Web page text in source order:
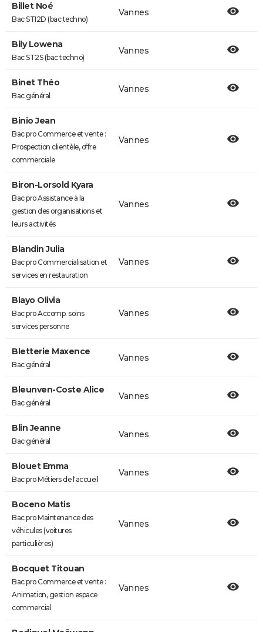
Billet Noé
Bac STI2D (bac techno)
Vannes
Bily Lowena
Bac ST2S (bac techno)
Vannes
Binet Théo
Bac général
Vannes
Binio Jean
Bac pro Commerce et vente :
Prospection clientèle, offre
commerciale
Vannes
Biron-Lorsold Kyara
Bac pro Assistance à la
gestion des organisations et
leurs activités
Vannes
Blandin Julia
Bac pro Commercialisation et
services en restauration
Vannes
Blayo Olivia
Bac pro Accomp. soins
services personne
Vannes
Bletterie Maxence
Bac général
Vannes
Bleunven-Coste Alice
Bac général
Vannes
Blin Jeanne
Bac général
Vannes
Blouet Emma
Bac pro Métiers de l'accueil
Vannes
Boceno Matis
Bac pro Maintenance des
véhicules (voitures
particulières)
Vannes
Bocquet Titouan
Bac pro Commerce et vente :
Animation, gestion espace
commercial
Vannes